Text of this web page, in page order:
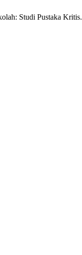
Studi Pustaka Kritis.